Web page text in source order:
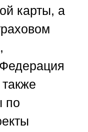
карты, а
по